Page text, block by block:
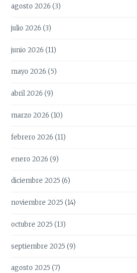
agosto 2026 (3)
julio 2026 (3)
junio 2026 (11)
mayo 2026 (5)
abril 2026 (9)
marzo 2026 (10)
febrero 2026 (11)
enero 2026 (9)
diciembre 2025 (6)
noviembre 2025 (14)
octubre 2025 (13)
septiembre 2025 (9)
agosto 2025 (7)